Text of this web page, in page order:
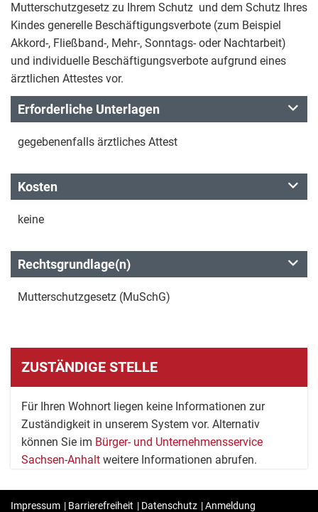
Mutterschutzgesetz zu Ihrem Schutz und dem Schutz Ihres
Kindes generelle Beschäftigungsverbote (zum Beispiel
Akkord-, Fließband-, Mehr-, Sonntags- oder Nachtarbeit)
und individuelle Beschäftigungsverbote aufgrund eines
ärztlichen Attestes vor.
Erforderliche Unterlagen
gegebenenfalls ärztliches Attest
Kosten
keine
Rechtsgrundlage(n)
Mutterschutzgesetz (MuSchG)
ZUSTÄNDIGE STELLE
Für Ihren Wohnort liegen keine Informationen zur
Zuständigkeit in unserem System vor. Alternativ
können Sie im Bürger- und Unternehmensservice
Sachsen-Anhalt weitere Informationen abrufen.
Impressum | Barrierefreiheit | Datenschutz |Anmeldung